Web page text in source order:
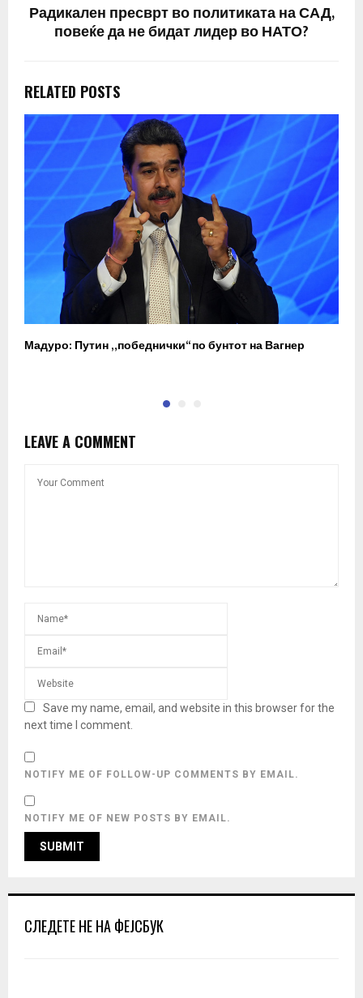
Радикален пресврт во политиката на САД,
повеќе да не бидат лидер во НАТО?
RELATED POSTS
Мадуро: Путин „победнички“ по бунтот на Вагнер
LEAVE A COMMENT
Save my name, email, and website in this browser for the
next time I comment.
NOTIFY ME OF FOLLOW-UP COMMENTS BY EMAIL.
NOTIFY ME OF NEW POSTS BY EMAIL.
СЛЕДЕТЕ НЕ НА ФЕЈСБУК